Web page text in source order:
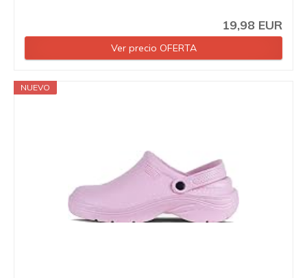
19,98 EUR
Ver precio OFERTA
NUEVO